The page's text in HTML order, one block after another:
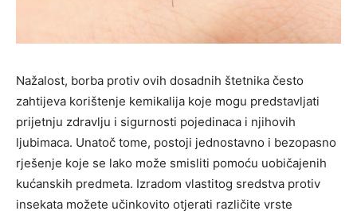
Nažalost, borba protiv ovih dosadnih štetnika često
zahtijeva korištenje kemikalija koje mogu predstavljati
prijetnju zdravlju i sigurnosti pojedinaca i njihovih
ljubimaca. Unatoč tome, postoji jednostavno i bezopasno
rješenje koje se lako može smisliti pomoću uobičajenih
kućanskih predmeta. Izradom vlastitog sredstva protiv
insekata možete učinkovito otjerati različite vrste